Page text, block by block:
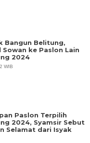
Bangun Belitung,
Sowan ke Paslon Lain
2024
WIB
Paslon Terpilih
2024, Syamsir Sebut
Selamat dari Isyak